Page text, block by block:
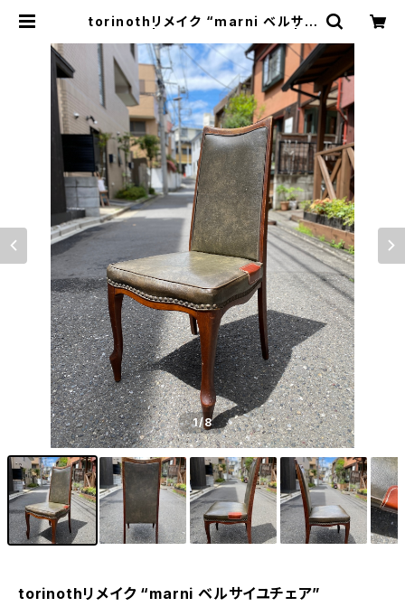
torinothリメイク “marni ベルサイ
宿区神楽坂のリサイクルショップ・古
着
1/8
torinothリメイク “marni ベルサイユチェア”